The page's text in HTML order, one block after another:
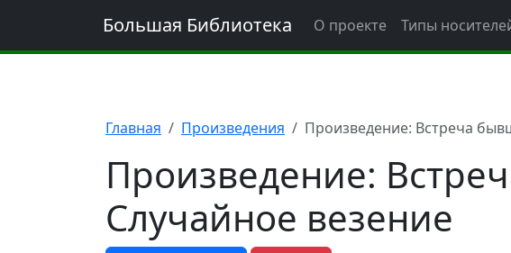
Большая Библиотека О проекте Типы
Главная Произведения Произведение: Встреча
Произведение:
Случайное везение